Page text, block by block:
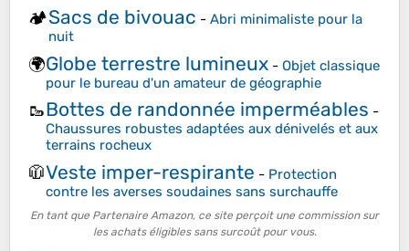
🏕️Sacs de bivouac - Abri minimaliste pour la
nuit
🌍Globe terrestre lumineux - Objet classique
pour le bureau d'un amateur de géographie
🥾Bottes de randonnée imperméables -
Chaussures robustes adaptées aux dénivelés et aux
terrains rocheux
🧥Veste imper-respirante - Protection
contre les averses soudaines sans surchauffe
En tant que Partenaire Amazon, ce site perçoit une commission sur
les achats éligibles sans surcoût pour vous.